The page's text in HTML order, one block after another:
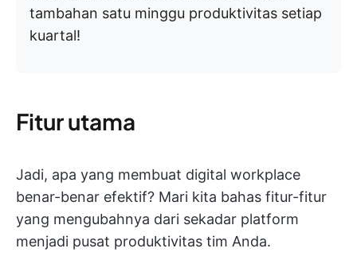
tambahan satu minggu produktivitas setiap
kuartal!
Fitur utama
Jadi, apa yang membuat digital workplace
benar-benar efektif? Mari kita bahas fitur-fitur
yang mengubahnya dari sekadar platform
menjadi pusat produktivitas tim Anda.